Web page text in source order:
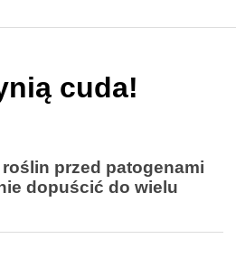
cuda!
przed patogenami
dopuścić do wielu